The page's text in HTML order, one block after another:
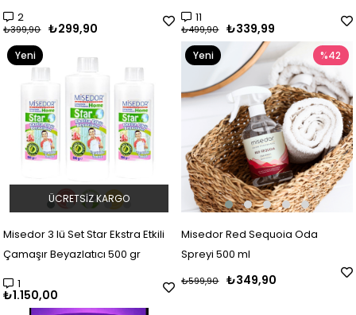
2
₺299,90
₺399,90
11
₺339,99
₺499,90
Misedor 3 lü Set Star Ekstra Etkili
Çamaşır Beyazlatıcı 500 gr
1
₺1.150,00
ÜCRETSIZ KARGO
Yeni
Misedor Red Sequoia Oda
Spreyi 500 ml
₺349,90
₺599,90
%42
Yeni